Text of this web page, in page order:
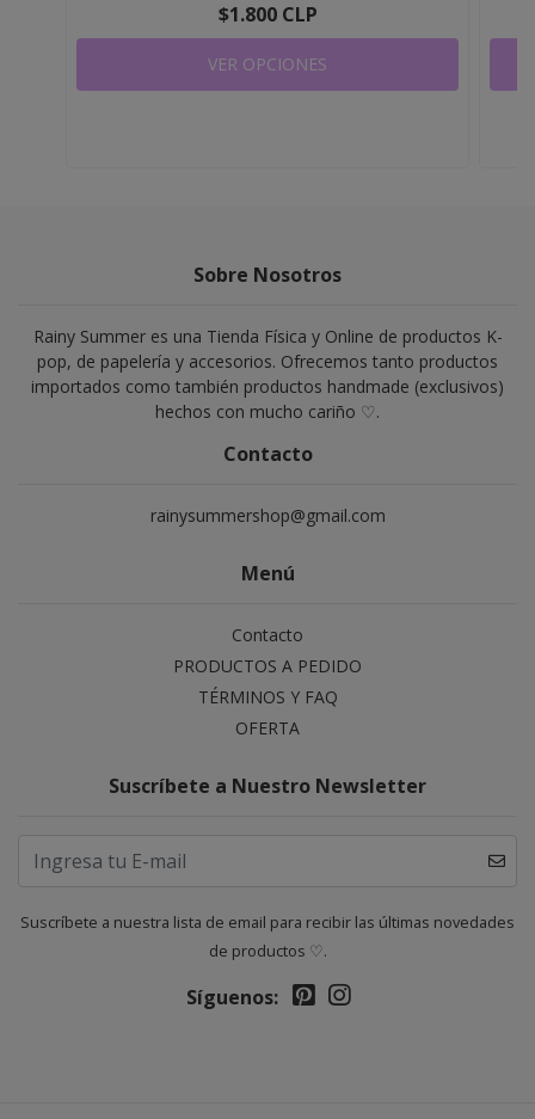
$1.800 CLP
VER OPCIONES
Sobre Nosotros
Rainy Summer es una Tienda Física y Online de productos K-
pop, de papelería y accesorios. Ofrecemos tanto productos
importados como también productos handmade (exclusivos)
hechos con mucho cariño ♡.
Contacto
rainysummershop@gmail.com
Menú
Contacto
PRODUCTOS A PEDIDO
TÉRMINOS Y FAQ
OFERTA
Suscríbete a Nuestro Newsletter
Suscríbete a nuestra lista de email para recibir las últimas novedades
de productos ♡.
Síguenos: